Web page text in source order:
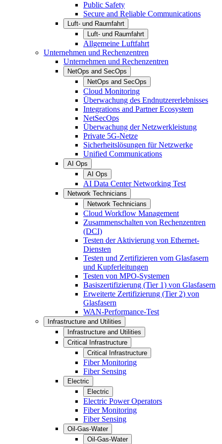
Public Safety
Secure and Reliable Communications
Luft- und Raumfahrt
Luft- und Raumfahrt
Allgemeine Luftfahrt
Unternehmen und Rechenzentren
Unternehmen und Rechenzentren
NetOps and SecOps
NetOps and SecOps
Cloud Monitoring
Überwachung des Endnutzererlebnisses
Integrations and Partner Ecosystem
NetSecOps
Überwachung der Netzwerkleistung
Private 5G-Netze
Sicherheitslösungen für Netzwerke
Unified Communications
AI Ops
AI Ops
AI Data Center Networking Test
Network Technicians
Network Technicians
Cloud Workflow Management
Zusammenschalten von Rechenzentren
(DCI)
Testen der Aktivierung von Ethernet-
Diensten
Testen und Zertifizieren vom Glasfasern
und Kupferleitungen
Testen von MPO-Systemen
Basiszertifizierung (Tier 1) von Glasfasern
Erweiterte Zertifizierung (Tier 2) von
Glasfasern
WAN-Performance-Test
Infrastructure and Utilities
Infrastructure and Utilities
Critical Infrastructure
Critical Infrastructure
Fiber Monitoring
Fiber Sensing
Electric
Electric
Electric Power Operators
Fiber Monitoring
Fiber Sensing
Oil-Gas-Water
Oil-Gas-Water